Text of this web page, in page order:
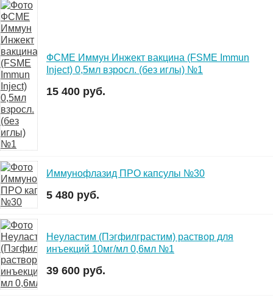
ФСМЕ Иммун Инжект вакцина (FSME Immun
Inject) 0,5мл взросл. (без иглы) №1
15 400 руб.
Иммунофлазид ПРО капсулы №30
5 480 руб.
Неуластим (Пэгфилграстим) раствор для
инъекций 10мг/мл 0,6мл №1
39 600 руб.